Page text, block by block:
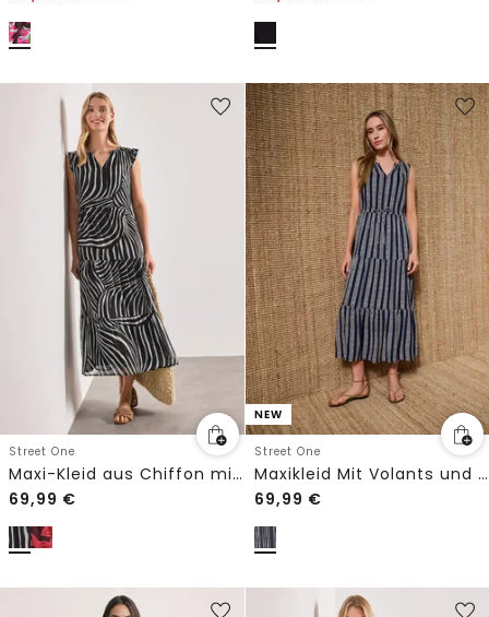
Street One
Maxi-Kleid aus Chiffon mit Print
69,99 €
NEW
Street One
Maxikleid Mit Volants und Print
69,99 €